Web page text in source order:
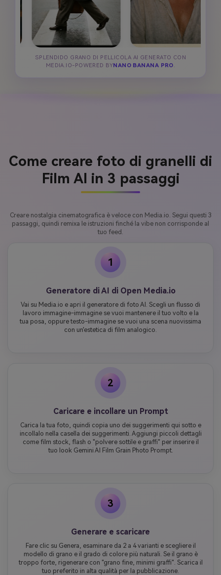
SPLENDIDO GRANO DI PELLICOLA AI GENERATO CON
MEDIA.IO-POWERED BYNANO BANANA PRO.
Come creare foto di granelli di
Film AI in 3 passaggi
Creare nostalgia cinematografica è veloce con Media.io. Segui questi 3
passaggi, quindi remixa le istruzioni finché la vibe non corrisponde al
tuo feed.
1
Generatore di AI di Open Media.io
Vai su Media.io e apri il generatore di foto AI. Scegli un flusso di
lavoro immagine-immagine se vuoi mantenere il tuo volto e la
tua posa, oppure testo-immagine se vuoi una scena nuovissima
con un'estetica di film analogico.
2
Caricare e incollare un Prompt
Carica la tua foto, quindi copia uno dei suggerimenti qui sotto e
incollalo nella casella dei suggerimenti. Aggiungi piccoli dettagli
come film stock, flash o "polvere sottile e graffi" per inserire il
tuo look Gemini AI Film Grain Photo Prompt.
3
Generare e scaricare
Fare clic su Genera, esaminare da 2 a 4 varianti e scegliere il
modello di grano e il grado di colore più naturali. Se il grano è
troppo forte, rigenerare con "grano fine, minimi graffi". Scarica il
tuo preferito in alta qualità per la pubblicazione.